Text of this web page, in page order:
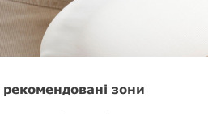
рекомендовані зони